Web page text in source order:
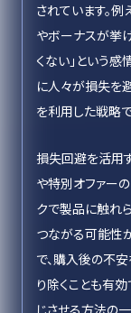
されています。
やボーナスが挙
くない」という
に人々が損失を
を利用した戦略で
損失回避を活用
や特別オファー
クで製品に触れ
つながる可能性
で、購入後の不
り除くことも有
じさせる方法の一